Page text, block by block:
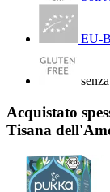
EU-
Acquistato
Tisana